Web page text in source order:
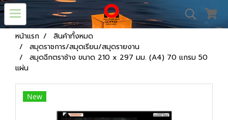
หน้าแรก
สินค้าทั้งหมด
สมุดราชการ/สมุดเรียน/สมุดรายงาน
สมุดฉีกตราช้าง ขนาด 210 x 297 มม. (A4) 70 แกรม 50
แผ่น
New